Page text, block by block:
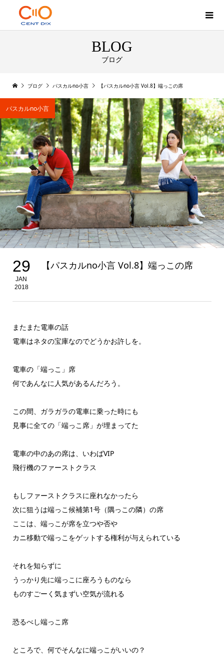
BLOG
ブログ
ブログ パスカルno小言 【パスカルno小言 Vol.8】端っこの席
パスカルno小言
29
JAN
2018
【パスカルno小言 Vol.8】端っこの席
またまた電車の話
電車はネタの宝庫なのでどうかお許しを。
電車の「端っこ」席
何であんなに人気があるんだろう。
この間、ガラガラの電車に乗った時にも
見事に全ての「端っこ席」が埋まってた
電車の中のあの席は、いわばVIP
飛行機のファーストクラス
もしファーストクラスに座れなかったら
次に狙うは端っこ候補第1号（隅っこの隣）の席
ここは、端っこが席を立つや否や
カニ移動で端っこをゲットする権利が与えられている
それを知らずに
うっかり先に端っこに座ろうものなら
ものすごーく気まずい空気が流れる
恐るべし端っこ席
ところで、何でそんなに端っこがいいの？